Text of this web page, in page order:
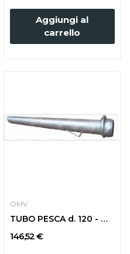
Aggiungi al
carrello
OMV
TUBO PESCA d. 120 - m 3 CON SFERA
146,52 €